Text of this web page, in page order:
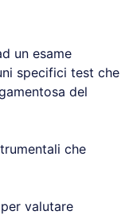
un esame
specifici test che
del
che
valutare